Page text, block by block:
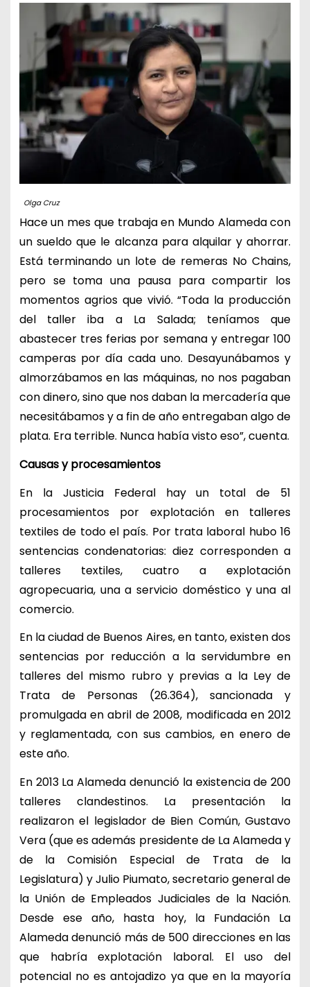
Olga Cruz
Hace un mes que trabaja en Mundo Alameda con
un sueldo que le alcanza para alquilar y ahorrar.
Está terminando un lote de remeras No Chains,
pero se toma una pausa para compartir los
momentos agrios que vivió. “Toda la producción
del taller iba a La Salada; teníamos que
abastecer tres ferias por semana y entregar 100
camperas por día cada uno. Desayunábamos y
almorzábamos en las máquinas, no nos pagaban
con dinero, sino que nos daban la mercadería que
necesitábamos y a fin de año entregaban algo de
plata. Era terrible. Nunca había visto eso”, cuenta.
Causas y procesamientos
En la Justicia Federal hay un total de 51
procesamientos por explotación en talleres
textiles de todo el país. Por trata laboral hubo 16
sentencias condenatorias: diez corresponden a
talleres textiles, cuatro a explotación
agropecuaria, una a servicio doméstico y una al
comercio.
En la ciudad de Buenos Aires, en tanto, existen dos
sentencias por reducción a la servidumbre en
talleres del mismo rubro y previas a la Ley de
Trata de Personas (26.364), sancionada y
promulgada en abril de 2008, modificada en 2012
y reglamentada, con sus cambios, en enero de
este año.
En 2013 La Alameda denunció la existencia de 200
talleres clandestinos. La presentación la
realizaron el legislador de Bien Común, Gustavo
Vera (que es además presidente de La Alameda y
de la Comisión Especial de Trata de la
Legislatura) y Julio Piumato, secretario general de
la Unión de Empleados Judiciales de la Nación.
Desde ese año, hasta hoy, la Fundación La
Alameda denunció más de 500 direcciones en las
que habría explotación laboral. El uso del
potencial no es antojadizo ya que en la mayoría